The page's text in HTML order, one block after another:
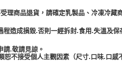
理商品退貨，請確定乳製品、冷凍冷藏
程造成損毀.否則一經拆封.食用.失溫及
恕不接受個人主觀因素（尺寸.口味.口感